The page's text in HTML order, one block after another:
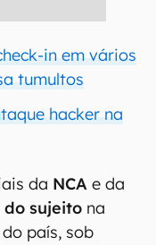
in em vários
tumultos
hacker na
da NCA e da
sujeito na
do país, sob